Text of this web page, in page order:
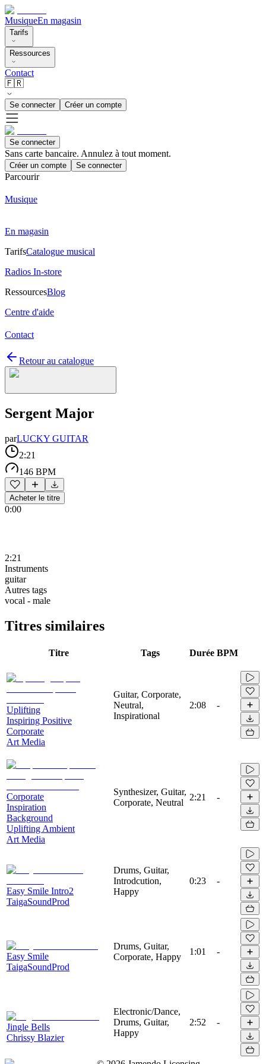
MusiqueEn magasin
Tarifs
Ressources
Contact
🇫🇷
Se connecter Créer un compte
Se connecter
Sans carte bancaire. Annulez à tout moment.
Créer un compte Se connecter
Parcourir
Musique
En magasin
TarifsCatalogue musical
Radios In-store
RessourcesBlog
Centre d'aide
Contact
Retour au catalogue
Sergent Major
parLUCKY GUITAR
2:21
146 BPM
Acheter le titre
0:00
2:21
Instruments
guitar
Autres tags
vocal - male
Titres similaires
Titre Tags Durée BPM
Uplifting
Inspiring Positive
Corporate
Art Media
Guitar, Corporate,
Neutral,
Inspirational
2:08 -
Corporate
Inspiration
Background
Uplifting Ambient
Art Media
Synthesizer, Guitar,
Corporate, Neutral
2:21 -
Easy Smile Intro2
TaigaSoundProd
Drums, Guitar,
Introdcution,
Happy
0:23 -
Easy Smile
TaigaSoundProd
Drums, Guitar,
Corporate, Happy
1:01 -
Jingle Bells
Chrissy Blazier
Electronic/Dance,
Drums, Guitar,
Happy
2:52 -